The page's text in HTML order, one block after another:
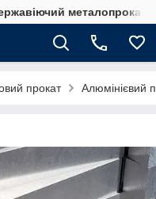
металопрокат.
прокат Алюмінієвий